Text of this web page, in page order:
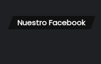
Nuestro Facebook